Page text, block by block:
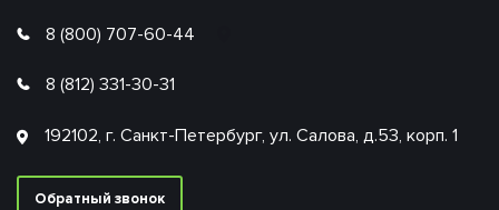
8 (800) 707-60-44
8 (812) 331-30-31
192102, г. Санкт-Петербург, ул. Салова, д.53, корп. 1
Обратный звонок